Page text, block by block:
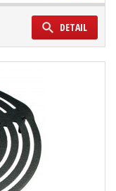
DETAIL